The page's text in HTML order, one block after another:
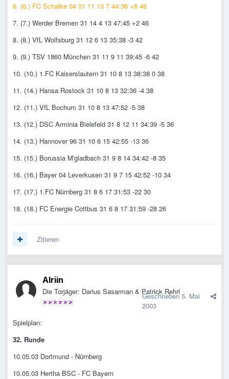
6. (6.) FC Schalke 04 31 11 13 7 44:36 +8 46
7. (7.) Werder Bremen 31 14 4 13 47:45 +2 46
8. (8.) VfL Wolfsburg 31 12 6 13 35:38 -3 42
9. (9.) TSV 1860 München 31 11 9 11 39:45 -6 42
10. (10.) 1.FC Kaiserslautern 31 10 8 13 38:38 0 38
11. (14.) Hansa Rostock 31 10 8 13 32:36 -4 38
12. (11.) VfL Bochum 31 10 8 13 47:52 -5 38
13. (12.) DSC Arminia Bielefeld 31 8 12 11 34:39 -5 36
14. (13.) Hannover 96 31 10 6 15 42:55 -13 36
15. (15.) Borussia M'gladbach 31 9 8 14 34:42 -8 35
16. (16.) Bayer 04 Leverkusen 31 9 7 15 42:52 -10 34
17. (17.) 1.FC Nürnberg 31 8 6 17 31:53 -22 30
18. (18.) FC Energie Cottbus 31 6 8 17 31:59 -28 26
Zitieren
Alriin
Die Torjäger: Darius Sasarman & Patrick Rehrl
Geschrieben 5. Mai
2003
Spielplan:
32. Runde
10.05.03 Dortmund - Nürnberg
10.05.03 Hertha BSC - FC Bayern